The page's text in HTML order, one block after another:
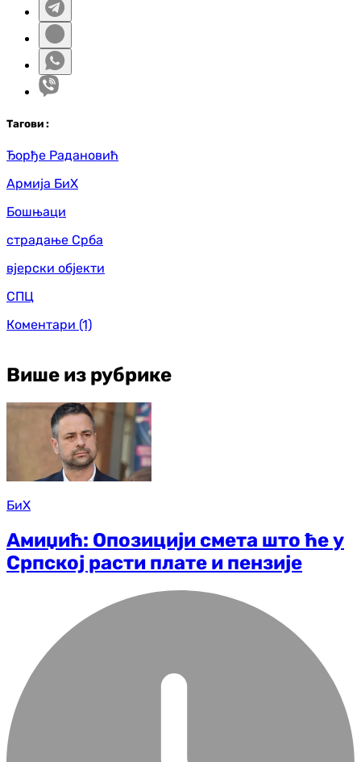
Тагови :
Ђорђе Радановић
Армија БиХ
Бошњаци
страдање Срба
вјерски објекти
СПЦ
Коментари (1)
Више из рубрике
БиХ
Амиџић: Опозицији смета што ће у
Српској расти плате и пензије